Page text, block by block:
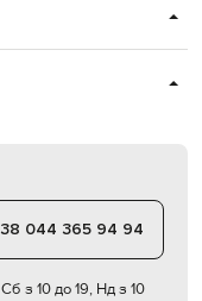
044 365 94 94
з 10 до 19, Нд з 10